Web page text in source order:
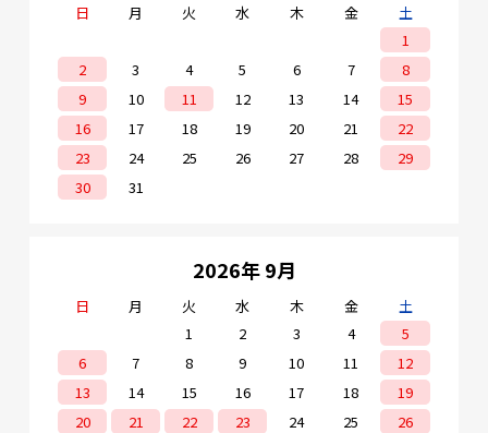
日 月 火 水 木 金
土
1
2
3 4 5 6 7
8
9
10 11 12 13 14
15
16
17 18 19 20 21
22
23
24 25 26 27 28
29
30
31
2026年 9月
日 月 火 水 木 金
土
1
2 3 4
5
6
7 8 9 10 11
12
13
14 15 16 17 18
19
20
21 22 23 24 25
26